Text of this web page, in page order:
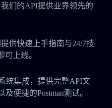
们的API提供业界领先的
供快速上手指南与24/7技
可上线。
统集成，提供完整API文
便捷的Postman测试。